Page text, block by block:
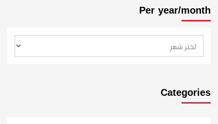
Per year/month
Categories